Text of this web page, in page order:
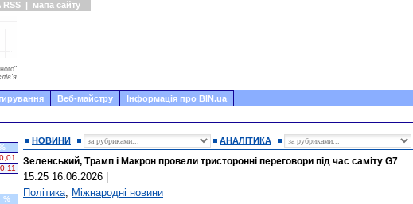
RSS | мапа сайту
Веб-майстру Інформація про BIN.ua
НОВИНИ АНАЛІТИКА
Зеленський, Трамп і Макрон провели тристоронні переговори під час саміту G7
15:25 16.06.2026
Політика, Міжнародні новини
0,01
0,11
%